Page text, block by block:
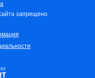
запрещено